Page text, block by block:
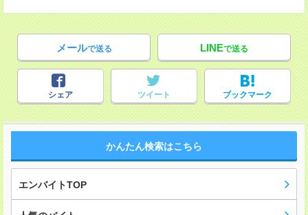
メールで送る LINEで送る
シェア ツイート ブックマーク
かんたん検索はこちら
エンバイトTOP